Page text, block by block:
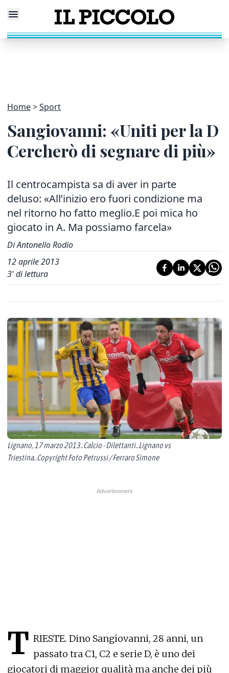
Home Sport
Sangiovanni: «Uniti per la D
Cercherò di segnare di più»
Il centrocampista sa di aver in parte
deluso: «All’inizio ero fuori condizione ma
nel ritorno ho fatto meglio.E poi mica ho
giocato in A. Ma possiamo farcela»
Di Antonello Rodio
12 aprile 2013
3' di lettura
Lignano, 17 marzo 2013..Calcio - Dilettanti..Lignano vs
Triestina..Copyright Foto Petrussi / Ferraro Simone
T RIESTE. Dino Sangiovanni, 28 anni, un
passato tra C1, C2 e serie D, è uno dei
giocatori di maggior qualità ma anche dei più